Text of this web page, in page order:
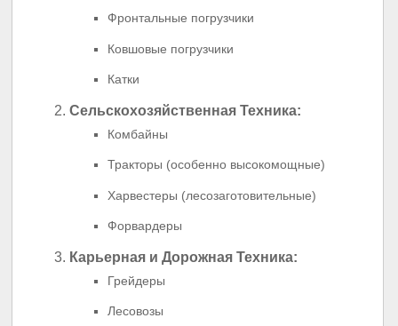
Фронтальные погрузчики
Ковшовые погрузчики
Катки
Сельскохозяйственная Техника:
Комбайны
Тракторы (особенно высокомощные)
Харвестеры (лесозаготовительные)
Форвардеры
Карьерная и Дорожная Техника:
Грейдеры
Лесовозы